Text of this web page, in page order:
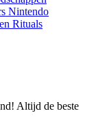
Nintendo
Rituals
Altijd de beste